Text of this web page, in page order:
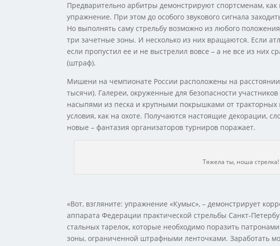
Предварительно арбитры демонстрируют спортсменам,
упражнение. При этом до особого звукового сигнала
Но выполнять саму стрельбу возможно из любого
три зачетные зоны. И несколько из них вращаются. Если
если пропустил ее и не выстрелил вовсе – а не все из них
(штраф).
Мишени на чемпионате России расположены на
тысячи). Галереи, окруженные для безопасности
насыпями из песка и крупными покрышками от
условия, как на охоте. Получаются настоящие декорации,
новые – фантазия организаторов турниров поражает.
Тяжела ты, ноша стрелка!
«Вот, взгляните: упражнение «Кумыс», – демонстрирует
аппарата Федерации практической стрельбы Санкт-
стальных тарелок, которые необходимо поразить
зоны, ограниченной штрафными ленточками. Заработать